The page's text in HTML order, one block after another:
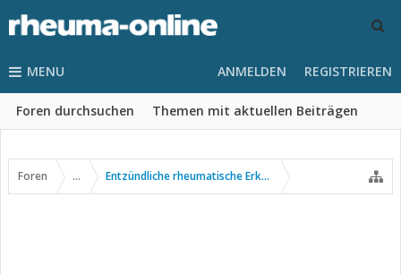
MENU
Foren durchsuchen Themen mit aktuellen Beiträgen
ANMELDEN REGISTRIEREN
Foren ... Entzündliche rheumatische Erkrankungen